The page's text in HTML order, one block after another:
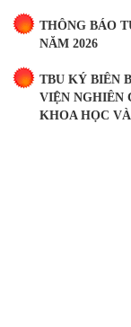
THÔNG BÁO
NĂM 2026
TBU KÝ BIÊN
VIỆN NGHIÊN
KHOA HỌC